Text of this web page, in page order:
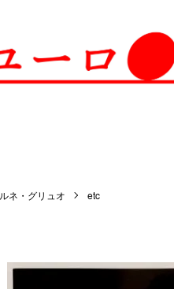
ルネ・グリュオ etc